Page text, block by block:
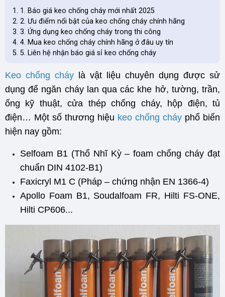
1. Báo giá keo chống cháy mới nhất 2025
2. Ưu điểm nổi bật của keo chống cháy chính hãng
3. Ứng dụng keo chống cháy trong thi công
4. Mua keo chống cháy chính hãng ở đâu uy tín
5. Liên hệ nhận báo giá sỉ keo chống cháy
Keo chống cháy là vật liệu chuyên dụng được sử
dụng để ngăn cháy lan qua các khe hở, tường, trần,
ống kỹ thuật, cửa thép chống cháy, hộp điện, tủ
điện… Một số thương hiệu keo chống cháy phổ biến
hiện nay gồm:
Selfoam B1 (Thổ Nhĩ Kỳ – foam chống cháy đạt
chuẩn DIN 4102-B1)
Faxicryl M1 C (Pháp – chứng nhận EN 1366-4)
Apollo Foam B1, Soudalfoam FR, Hilti FS-ONE,
Hilti CP606...